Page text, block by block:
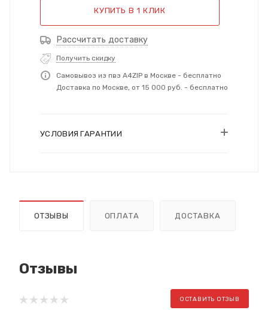
КУПИТЬ В 1 КЛИК
Рассчитать доставку
Получить скидку
Самовывоз из пвз A4ZIP в Москве - бесплатно
Доставка по Москве, от 15 000 руб. - бесплатно
УСЛОВИЯ ГАРАНТИИ
ОТЗЫВЫ ОПЛАТА ДОСТАВКА
Отзывы
ОСТАВИТЬ ОТЗЫВ